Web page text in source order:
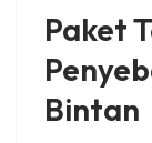
Paket
Bintan